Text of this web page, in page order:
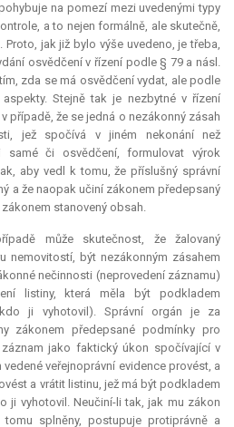
na pomezí mezi uvedenými typy
a to nejen formálně, ale skutečně,
jak již bylo výše uvedeno, je třeba,
osvědčení v řízení podle § 79 a násl.
zda se má osvědčení vydat, ale podle
Stejně tak je nezbytné v řízení
případě, že se jedná o nezákonný zásah
jež spočívá v jiném nekonání než
samé či osvědčení, formulovat výrok
aby vedl k tomu, že příslušný správní
a že naopak učiní zákonem předepsaný
stanovený obsah.
může skutečnost, že žalovaný
nemovitostí, být nezákonným zásahem
nečinnosti (neprovedení záznamu)
listiny, která měla být podkladem
ji vyhotovil). Správní orgán je za
zákonem předepsané podmínky pro
jako faktický úkon spočívající v
veřejnoprávní evidence provést, a
a vrátit listinu, jež má být podkladem
ji vyhotovil. Neučiní-li tak, jak mu zákon
splněny, postupuje protiprávně a